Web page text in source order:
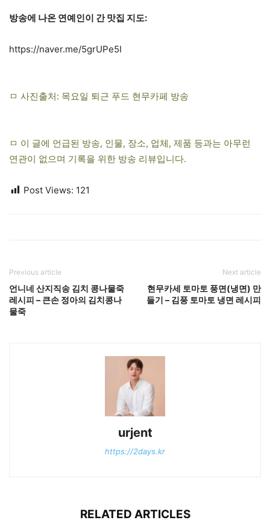
방송에 나온 연예인이 간 맛집 지도:
https://naver.me/5grUPe5I
ㅁ 사진출처: 목요일 퇴근 푸드 현무카페 방송
ㅁ 이 글에 언급된 방송, 인물, 장소, 업체, 제품 등과는 아무런
연관이 없으며 기록을 위한 방송 리뷰입니다.
Post Views: 121
Previous article
언니네 산지직송 김치 콩나물죽
레시피 – 큰손 정아의 김치콩나
물죽
Next article
현무카세 토마토 풍면(냉면) 만
들기 – 김풍 토마토 냉면 레시피
urjent
https://2days.kr
RELATED ARTICLES